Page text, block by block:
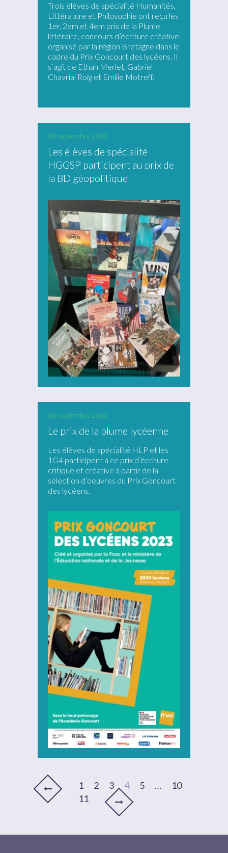
Trois élèves de spécialité Humanités,
Littérature et Philosophie ont reçu les
1er, 2em et 4em prix de la Plume
littéraire, concours d’écriture créative
organisé par la région Bretagne dans le
cadre du Prix Goncourt des lycéens. Il
s’agit de Ethan Merlet, Gabriel
Chavrial Roig et Emilie Motreff.
28 septembre 2023
Les élèves de spécialité
HGGSP participent au prix de
la BD géopolitique
28 septembre 2023
Le prix de la plume lycéenne
Les élèves de spécialité HLP et les
1G4 participent à ce prix d’écriture
critique et créative à partir de la
sélection d’oeuvres du Prix Goncourt
des lycéens.
1 2 3 4 5 …
10
11